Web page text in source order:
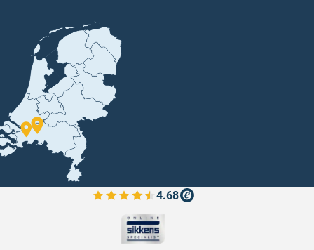
4.68
Bekijk de verfplaza beoordelingen